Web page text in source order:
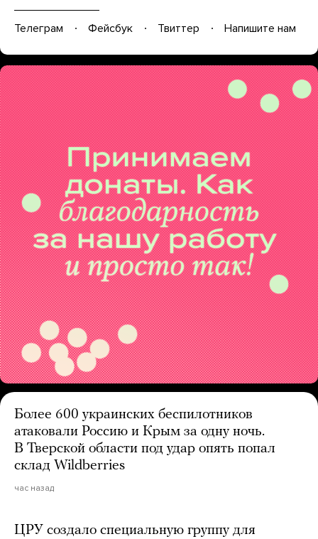
Телеграм Фейсбук Твиттер Напишите нам
Более 600 украинских беспилотников
атаковали Россию и Крым за одну ночь.
В Тверской области под удар опять попал
склад Wildberries
час назад
ЦРУ создало специальную группу для